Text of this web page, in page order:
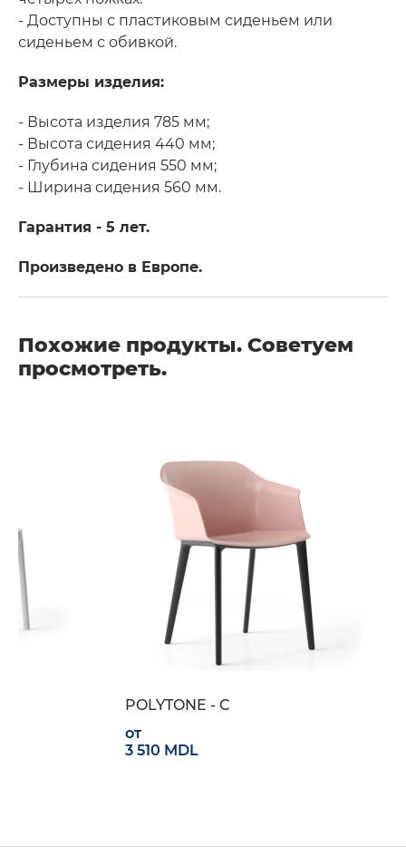
​- Доступны с пластиковым сиденьем или
сиденьем с обивкой.
Размеры изделия:
- Высота изделия 785 мм;
- Высота сидения 440 мм;
- Глубина сидения 550 мм;
- Ширина сидения 560 мм.
Гарантия - 5 лет.
Произведено в Европе.
Похожие продукты. Советуем
просмотреть.
POLYTONE - C
от
3 510 MDL